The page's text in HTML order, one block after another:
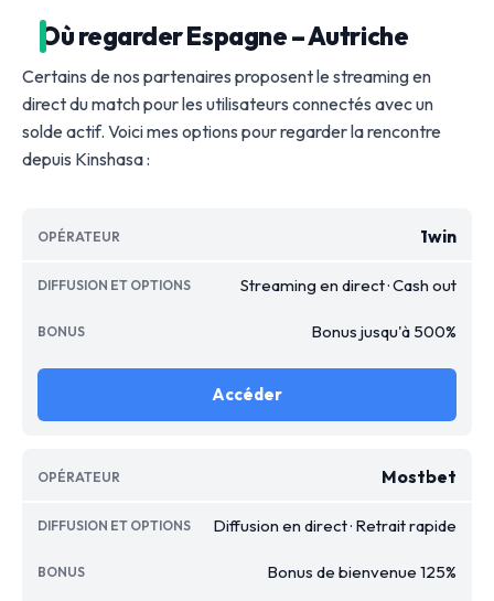
Où regarder Espagne – Autriche
Certains de nos partenaires proposent le streaming en
direct du match pour les utilisateurs connectés avec un
solde actif. Voici mes options pour regarder la rencontre
depuis Kinshasa :
1win
Streaming en direct · Cash out
Bonus jusqu'à 500%
Accéder
Mostbet
Diffusion en direct · Retrait rapide
Bonus de bienvenue 125%